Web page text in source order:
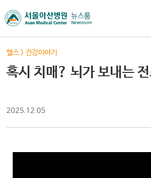
헬스 > 건강이야기
혹시 치매? 뇌가 보내는
2025.12.05